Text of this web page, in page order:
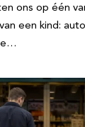
ons op één
een kind: